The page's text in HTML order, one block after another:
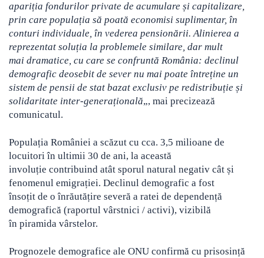
apariția fondurilor private de acumulare și capitalizare,
prin care populația să poată economisi suplimentar, în
conturi individuale, în vederea pensionării. Alinierea a
reprezentat soluția la problemele similare, dar mult
mai dramatice, cu care se confruntă România: declinul
demografic deosebit de sever nu mai poate întreține un
sistem de pensii de stat bazat exclusiv pe redistribuție și
solidaritate inter-generațională„, mai precizează
comunicatul.
Populația României a scăzut cu cca. 3,5 milioane de
locuitori în ultimii 30 de ani, la această
involuție contribuind atât sporul natural negativ cât și
fenomenul emigrației. Declinul demografic a fost
însoțit de o înrăutățire severă a ratei de dependență
demografică (raportul vârstnici / activi), vizibilă
în piramida vârstelor.
Prognozele demografice ale ONU confirmă cu prisosință